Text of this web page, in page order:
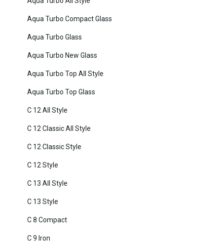
Aqua Turbo Compact Glass
Aqua Turbo Glass
Aqua Turbo New Glass
Aqua Turbo Top All Style
Aqua Turbo Top Glass
C 12 All Style
C 12 Classic All Style
C 12 Classic Style
C 12 Style
C 13 All Style
C 13 Style
C 8 Compact
C 9 Iron